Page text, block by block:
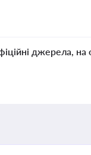
джерела, на